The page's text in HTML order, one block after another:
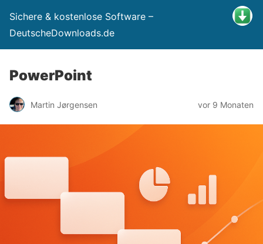
Sichere & kostenlose Software –
DeutscheDownloads.de
PowerPoint
Martin Jørgensen vor 9 Monaten